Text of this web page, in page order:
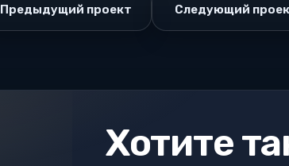
Предыдущий проект Следующий
Хотите